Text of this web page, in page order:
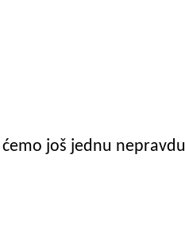
još jednu nepravdu